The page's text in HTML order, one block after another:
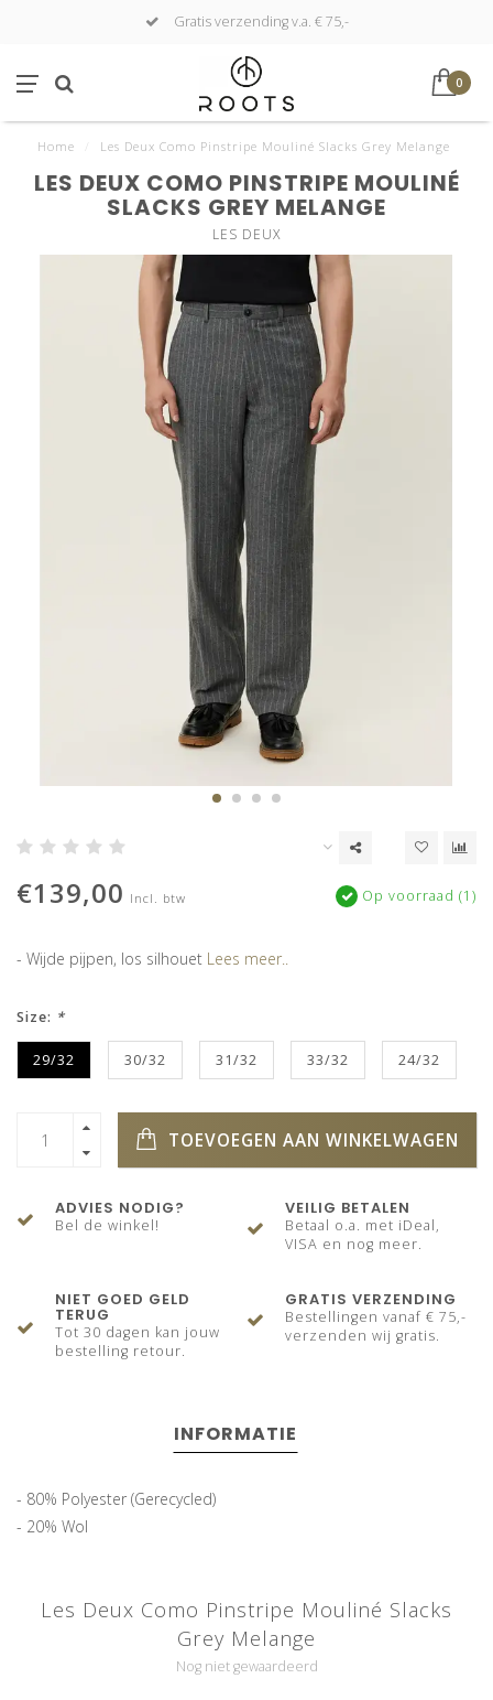
Gratis verzending v.a. € 75,-
0
Home Les Deux Como Pinstripe Mouliné Slacks Grey Melange
LES DEUX COMO PINSTRIPE MOULINÉ
SLACKS GREY MELANGE
LES DEUX
€139,00 Incl. btw Op voorraad (1)
- Wijde pijpen, los silhouet Lees meer..
Size: *
29/32 30/32 31/32 33/32 24/32
TOEVOEGEN AAN WINKELWAGEN
ADVIES NODIG?
Bel de winkel!
VEILIG BETALEN
Betaal o.a. met iDeal,
VISA en nog meer.
NIET GOED GELD
TERUG
Tot 30 dagen kan jouw
bestelling retour.
GRATIS VERZENDING
Bestellingen vanaf € 75,-
verzenden wij gratis.
INFORMATIE
- 80% Polyester (Gerecycled)
- 20% Wol
Les Deux Como Pinstripe Mouliné Slacks
Grey Melange
Nog niet gewaardeerd